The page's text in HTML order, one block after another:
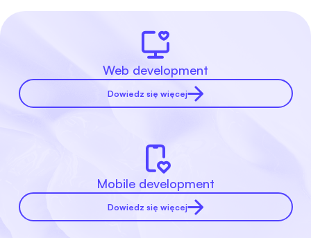
Web development
Dowiedz się więcej
Mobile development
Dowiedz się więcej